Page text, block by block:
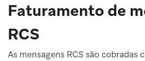
Faturamento de
RCS
As mensagens RCS são cobradas